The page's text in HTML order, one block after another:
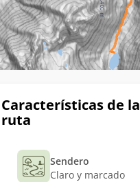
Datos
del
Características de la
ruta
Sendero
Claro y marcado